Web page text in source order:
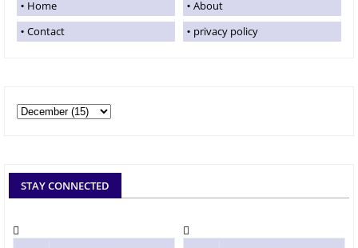
Home
About
Contact
privacy policy
STAY CONNECTED